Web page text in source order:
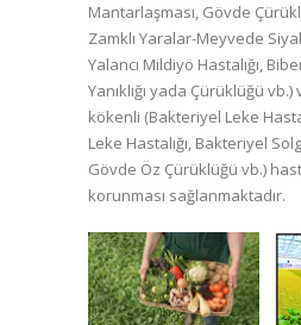
Mantarlaşması, Gövde
Zamklı Yaralar-Meyvede
Yalancı Mildiyö Hastalığı,
Yanıklığı yada Çürüklüğü
kökenli (Bakteriyel Leke
Leke Hastalığı, Bakteriyel
Gövde Öz Çürüklüğü vb.)
korunması sağlanmaktadır.